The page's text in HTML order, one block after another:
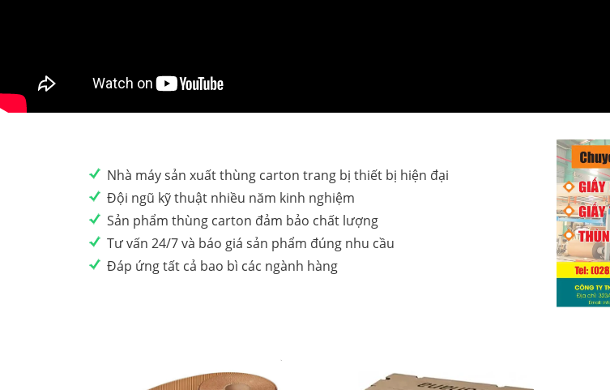
Nhà máy sản xuất thùng carton trang bị thiết bị hiện đại
Đội ngũ kỹ thuật nhiều năm kinh nghiệm
Sản phẩm thùng carton đảm bảo chất lượng
Tư vấn 24/7 và báo giá sản phẩm đúng nhu cầu
Đáp ứng tất cả bao bì các ngành hàng